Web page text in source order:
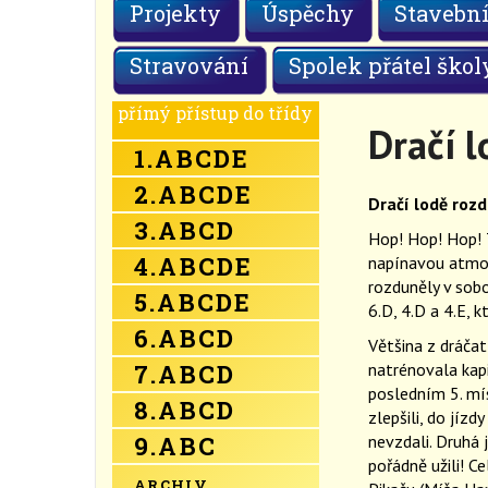
Projekty Úspěchy
Stravování
Spolek přátel
přímý přístup do třídy
1.ABCDE
2.ABCDE
3.ABCD
4.ABCDE
5.ABCDE
6.ABCD
7.ABCD
8.ABCD
9.ABC
Dračí
Dračí lodě
Hop! Hop! Hop!
napínavou
rozduněly v
6.D, 4.D a 4.E,
Většina z
natrénovala
posledním 5.
zlepšili, do
nevzdali.
pořádně užili!